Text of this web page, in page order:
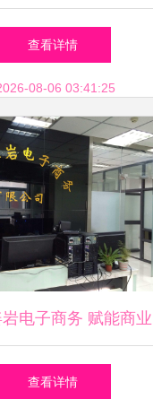
业的商业智能变革
查看详情
08-06 03:41:25
电子商务 赋能商业
决策的智慧伙伴
查看详情